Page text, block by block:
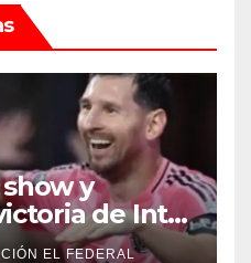
y
de Inter
EL FEDERAL